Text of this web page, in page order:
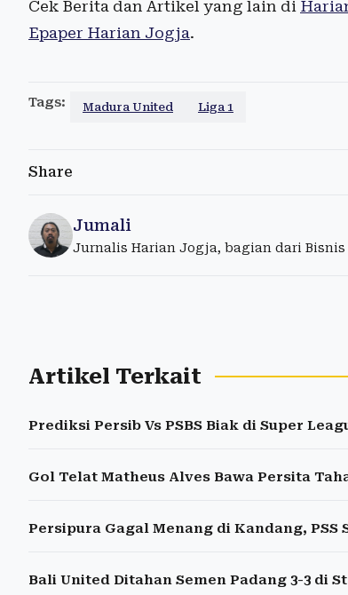
Cek Berita dan Artikel yang lain di
Epaper Harian Jogja.
Tags: Madura United Liga 1
Share
Jumali
Jurnalis Harian Jogja, bagian dari
Artikel Terkait
Prediksi Persib Vs PSBS Biak di Super
Gol Telat Matheus Alves Bawa Persita
Persipura Gagal Menang di Kandang, PSS
Bali United Ditahan Semen Padang 3-3 di